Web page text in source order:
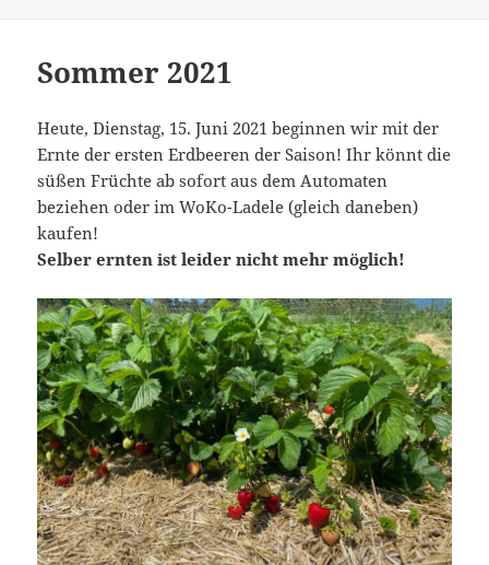
Sommer 2021
Heute, Dienstag, 15. Juni 2021 beginnen wir mit der
Ernte der ersten Erdbeeren der Saison! Ihr könnt die
süßen Früchte ab sofort aus dem Automaten
beziehen oder im WoKo-Ladele (gleich daneben)
kaufen!
Selber ernten ist leider nicht mehr möglich!